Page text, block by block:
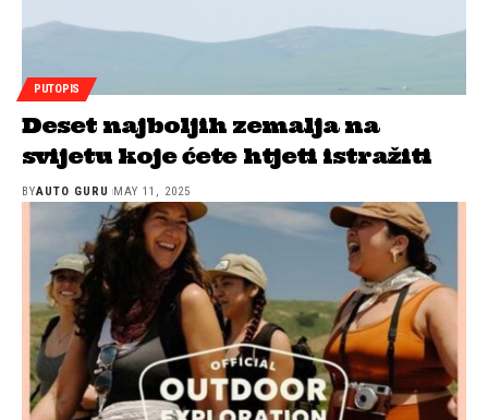
PUTOPIS
Deset najboljih zemalja na
svijetu koje ćete htjeti istražiti
BYAUTO GURU MAY 11, 2025